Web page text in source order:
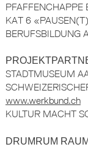
PFAFFENCHAPPE
KAT 6
BERUFSBILDUNG
STADTMUSEUM
www.werkbund.ch
KULTUR MACHT
DRUMRUM